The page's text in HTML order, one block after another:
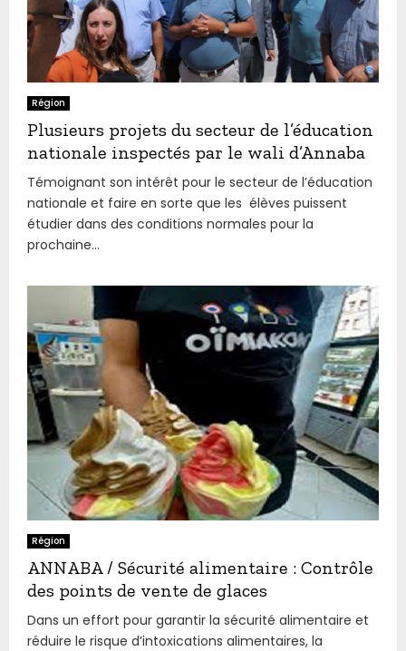
Région
Plusieurs projets du secteur de l’éducation
nationale inspectés par le wali d’Annaba
Témoignant son intérêt pour le secteur de l’éducation
nationale et faire en sorte que les élèves puissent
étudier dans des conditions normales pour la
prochaine...
Région
ANNABA / Sécurité alimentaire : Contrôle
des points de vente de glaces
Dans un effort pour garantir la sécurité alimentaire et
réduire le risque d’intoxications alimentaires, la